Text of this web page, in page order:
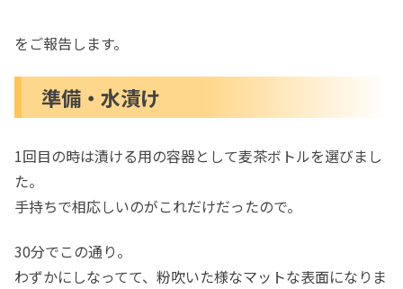
るようになり「食費も節約」。
3.小鍋での調理も簡単になる
水漬けパスタの調理
レシピ
バジルペペロンチーノ
「フライパンパスタ」たらこクリーム
をご報告します。
準備・水漬け
1回目の時は漬ける用の容器として麦茶ボトルを選びまし
た。
手持ちで相応しいのがこれだけだったので。
30分でこの通り。
わずかにしなってて、粉吹いた様なマットな表面になりま